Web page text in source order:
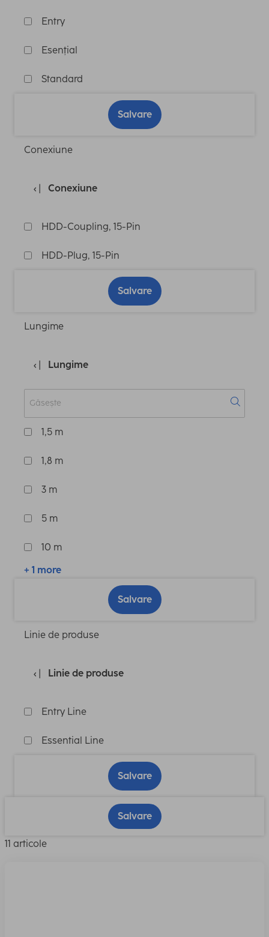
Entry
Esențial
Standard
Salvare
Conexiune
Conexiune
HDD-Coupling, 15-Pin
HDD-Plug, 15-Pin
Salvare
Lungime
Lungime
1,5 m
1,8 m
3 m
5 m
10 m
+ 1 more
Salvare
Linie de produse
Linie de produse
Entry Line
Essential Line
Salvare
Salvare
11 articole